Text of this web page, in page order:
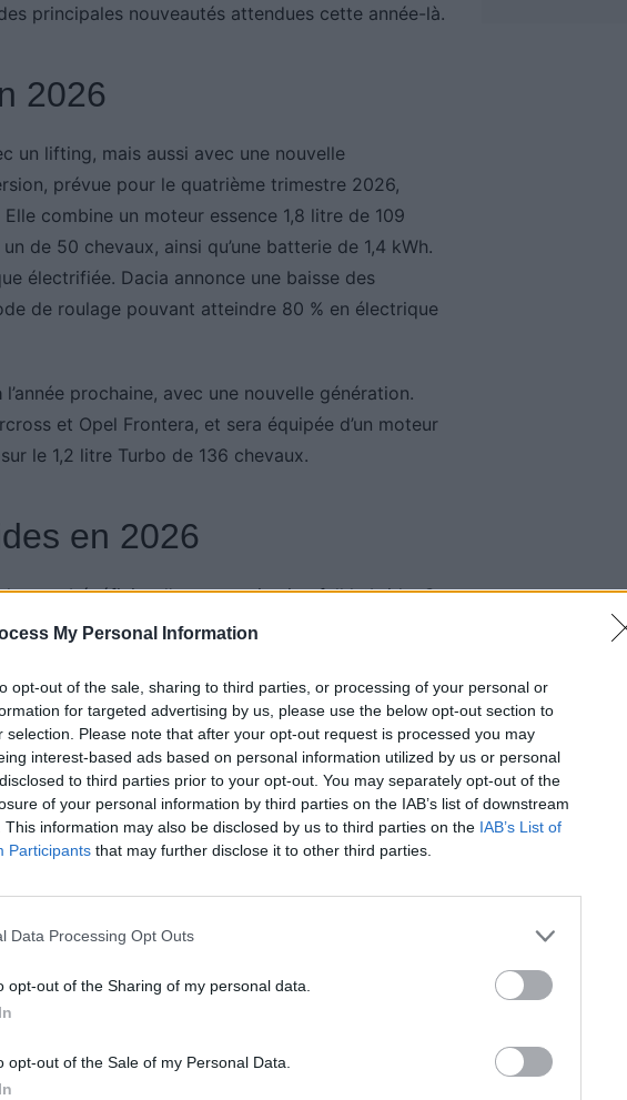
My Personal Information
opt-out of the sale, sharing to third parties, or processing of your personal or
for targeted advertising by us, please use the below opt-out section to
selection. Please note that after your opt-out request is processed you may
interest-based ads based on personal information utilized by us or personal
to third parties prior to your opt-out. You may separately opt-out of the
of your personal information by third parties on the IAB’s list of downstream
This information may also be disclosed by us to third parties on the IAB’s List of
Participants that may further disclose it to other third parties.
Data Processing Opt Outs
opt-out of the Sharing of my personal data.
opt-out of the Sale of my Personal Data.
principales nouveautés attendues cette année-là.
2026
un lifting, mais aussi avec une nouvelle
prévue pour le quatrième trimestre 2026,
combine un moteur essence 1,8 litre de 109
de 50 chevaux, ainsi qu’une batterie de 1,4 kWh.
électrifiée. Dacia annonce une baisse des
de roulage pouvant atteindre 80 % en électrique
l’année prochaine, avec une nouvelle génération.
et Opel Frontera, et sera équipée d’un moteur
le 1,2 litre Turbo de 136 chevaux.
en 2026
bénéficier d’une motorisation full hybride. Ce
deux moteurs électriques, pour une puissance
ne soit pas encore faite, cette version est
quant à elle, voir l’arrivée d’une motorisation full
une telle version pour ce modèle. Aucune
mais cette motorisation pourrait permettre à
comme le Renault Austral, le Toyota RAV4
MG EHS, visant à concurrencer les SUV hybrides
seront toutes deux basées sur le moteur essence